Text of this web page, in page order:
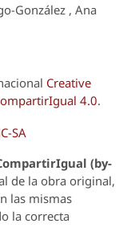
González , Ana
Creative
4.0.
(by-
de la obra original,
las mismas
la correcta